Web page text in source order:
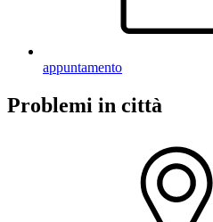
appuntamento
Problemi in città